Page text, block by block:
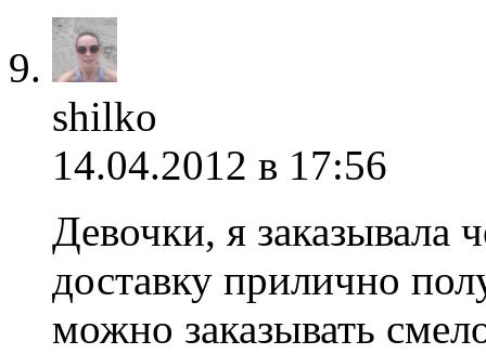
shilko
14.04.2012 в 17:56
Девочки, я заказывала
доставку прилично
можно заказывать